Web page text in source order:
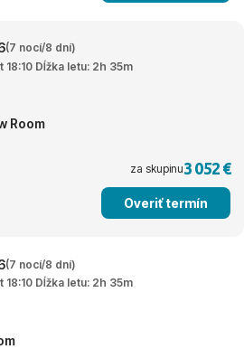
(7 nocí/8 dní)
18:10 Dĺžka letu: 2h 35m
Room
za skupinu3 052 €
Overiť termín
(7 nocí/8 dní)
18:10 Dĺžka letu: 2h 35m